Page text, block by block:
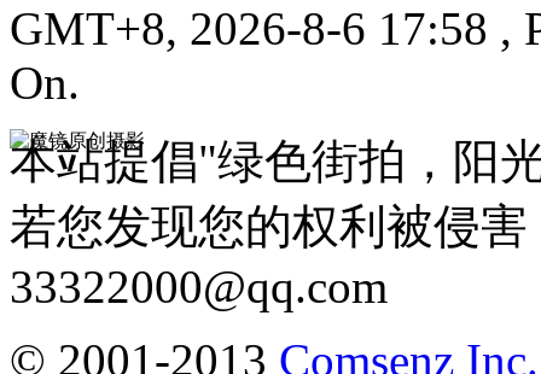
GMT+8, 2026-8-6 17:58 ,
On.
本站提倡"绿色街拍，阳
若您发现您的权利被侵
33322000@qq.com
© 2001-2013 Comsenz Inc.